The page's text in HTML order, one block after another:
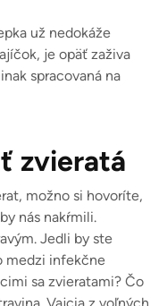
už nedokáže
je opäť zaživa
spracovaná na
zvieratá
možno si hovoríte,
nás nakŕmili.
Jedli by ste
medzi infekčne
sa zvieratami? Čo